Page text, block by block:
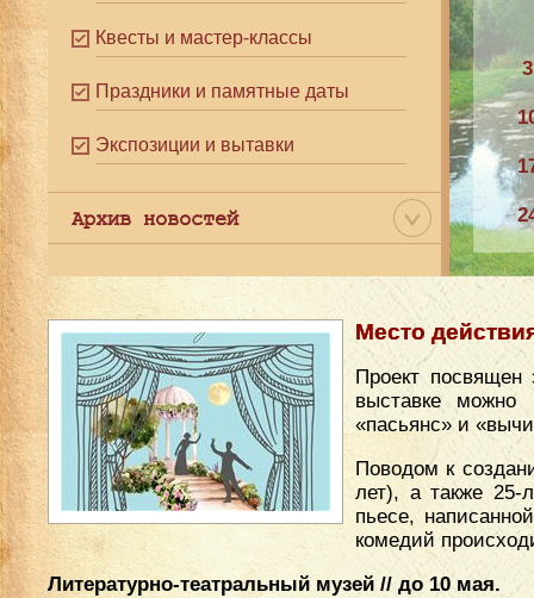
Квесты и мастер-классы
Праздники и памятные даты
Экспозиции и вытавки
Архив новостей
3
Место
Проект
выставке можно
«пасьянс» и
Поводом к
лет), а также 25-
пьесе,
комедий
Литературно-театральный музей // до 10 мая.